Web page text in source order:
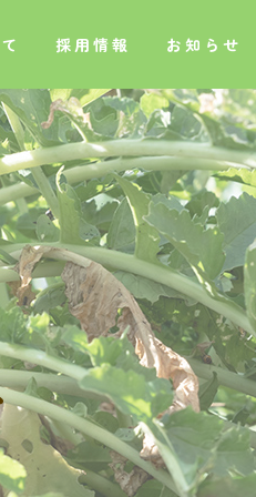
採用情報 お知らせ